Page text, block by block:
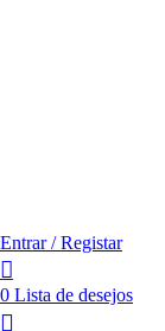
Entrar / Registar
0 Lista de desejos